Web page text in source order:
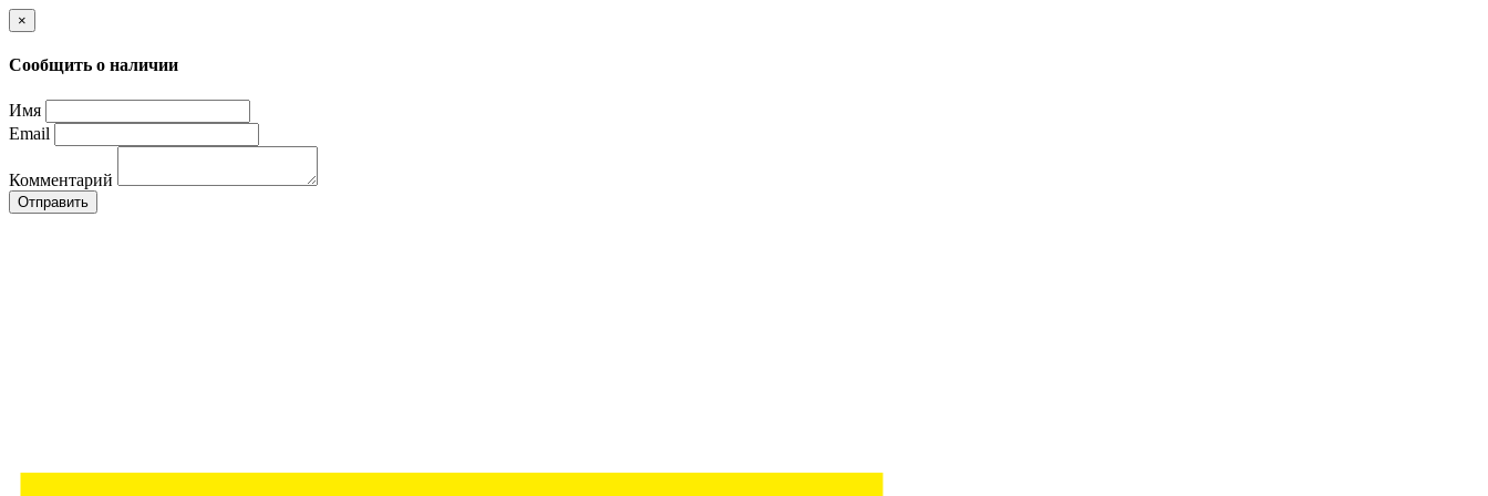
×
Сообщить о наличии
Имя
Email
Комментарий
Отправить